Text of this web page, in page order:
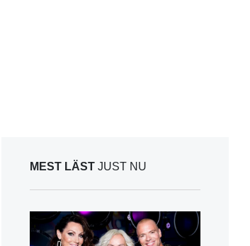
MEST LÄST JUST NU